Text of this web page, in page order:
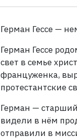
Герман Гессе —
Герман Гессе
свет в семье
француженка,
протестантские
Герман —
видели в нём
отправили в